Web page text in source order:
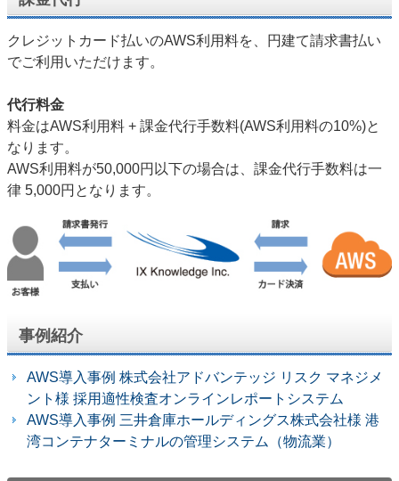
クレジットカード払いのAWS利用料を、円建て請求書払い
でご利用いただけます。
代行料金
料金はAWS利用料 + 課金代行手数料(AWS利用料の10%)と
なります。
AWS利用料が50,000円以下の場合は、課金代行手数料は一
律 5,000円となります。
事例紹介
AWS導入事例 株式会社アドバンテッジ リスク マネジメ
ント様 採用適性検査オンラインレポートシステム
AWS導入事例 三井倉庫ホールディングス株式会社様 港
湾コンテナターミナルの管理システム（物流業）